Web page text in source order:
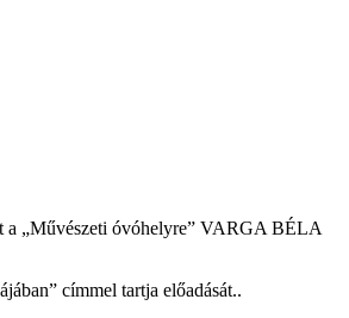
a „Művészeti óvóhelyre” VARGA BÉLA
címmel tartja előadását..